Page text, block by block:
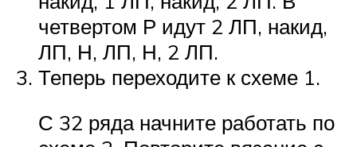
четвертом Р идут 2 ЛП, накид,
ЛП, Н, ЛП, Н, 2 ЛП.
Теперь переходите к схеме 1.
С 32 ряда начните работать по